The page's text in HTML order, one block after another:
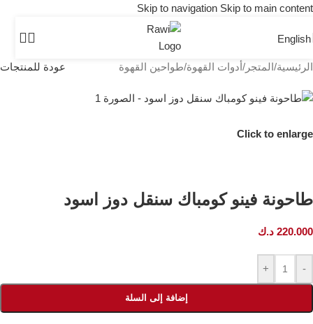
Skip to navigation Skip to main content
English
الرئيسية/المتجر /أدوات القهوة/طواحين القهوة عودة للمنتجات
Click to enlarge
طاحونة فينو كومباك سنقل دوز اسود
220.000 د.ك
-
+
إضافة إلى السلة